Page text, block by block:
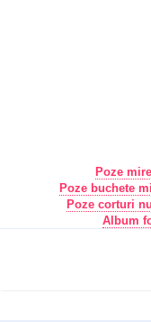
Poze
Poze buchete
Poze corturi
Album